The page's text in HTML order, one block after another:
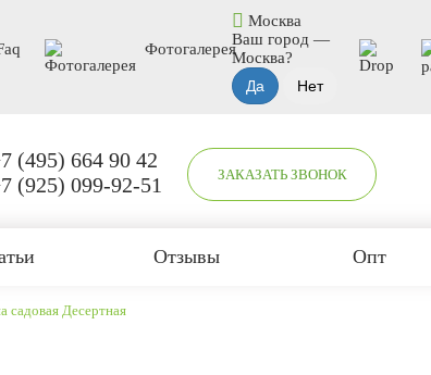
Фотогалерея
Москва
Ваш город —
Москва?
(495) 664 90 42
(925) 099-92-51
ЗАКАЗАТЬ ЗВОНОК
Отзывы Опт
садовая Десертная